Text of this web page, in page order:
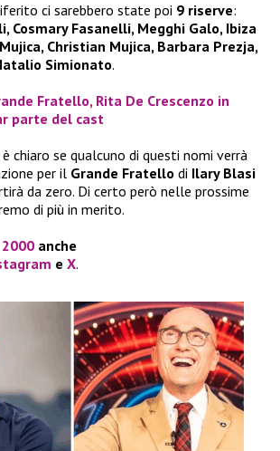
ci sarebbero state poi 9 riserve:
Cosmary Fasanelli, Megghi Galo, Ibiza
Christian Mujica, Barbara Prezja,
Simionato.
Fratello, Rita De Crescenzo in
parte del cast
chiaro se qualcuno di questi nomi verrà
per il Grande Fratello di Ilary Blasi
da zero. Di certo però nelle prossime
di più in merito.
anche
e X.